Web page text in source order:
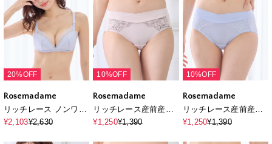
20%OFF
Rosemadame
リッチレース ノンワイ
ヤー授乳ブラ
¥2,103¥2,630
10%OFF
Rosemadame
リッチレース産前産後
ショーツ
¥1,250¥1,390
10%OFF
Rosemadame
リッチレース産前産後
ショーツ
¥1,250¥1,390